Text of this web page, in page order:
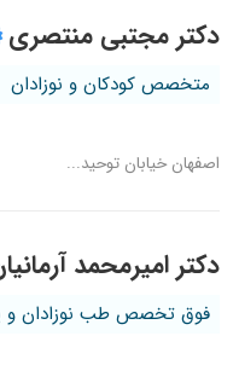
دکتر مجتبی منتصری
متخصص کودکان و نوزادان
اصفهان خیابان توحید...
دکتر امیرمحمد
فوق تخصص طب نوزادان و